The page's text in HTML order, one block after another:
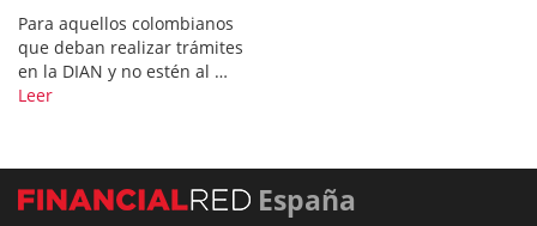
Para aquellos colombianos
que deban realizar trámites
en la DIAN y no estén al …
Leer
España